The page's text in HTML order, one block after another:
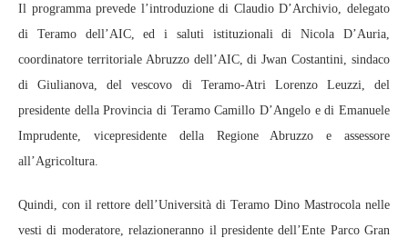
Il programma prevede l’introduzione di Claudio D’Archivio, delegato
di Teramo dell’AIC, ed i saluti istituzionali di Nicola D’Auria,
coordinatore territoriale Abruzzo dell’AIC, di Jwan Costantini, sindaco
di Giulianova, del vescovo di Teramo-Atri Lorenzo Leuzzi, del
presidente della Provincia di Teramo Camillo D’Angelo e di Emanuele
Imprudente, vicepresidente della Regione Abruzzo e assessore
all’Agricoltura.
Quindi, con il rettore dell’Università di Teramo Dino Mastrocola nelle
vesti di moderatore, relazioneranno il presidente dell’Ente Parco Gran